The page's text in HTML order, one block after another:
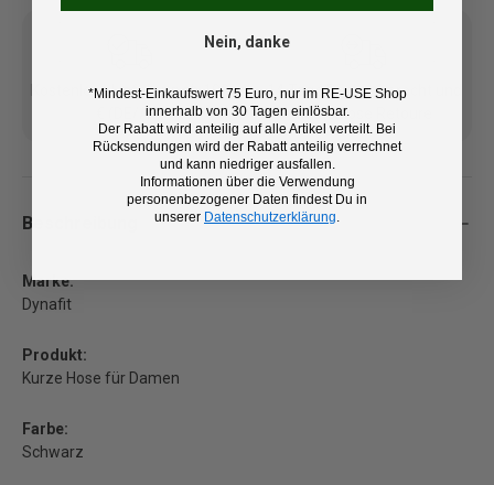
Kostenlose Lieferung ab 100
€ (DE/AT)
14 Tage Rückgaberecht und
kostenlose Retoure
Beschreibung
Marke:
Dynafit
Produkt:
Kurze Hose für Damen
Farbe:
Schwarz
Nein, danke
*Mindest-Einkaufswert 75 Euro, nur im RE-USE Shop
innerhalb von 30 Tagen einlösbar.
Der Rabatt wird anteilig auf alle Artikel verteilt. Bei
Rücksendungen wird der Rabatt anteilig verrechnet
und kann niedriger ausfallen.
Informationen über die Verwendung
personenbezogener Daten findest Du in
unserer Datenschutzerklärung.